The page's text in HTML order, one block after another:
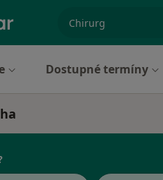
Dostupné termíny